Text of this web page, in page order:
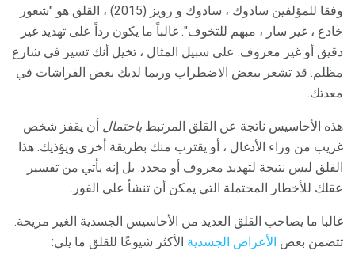
وفقا للمؤلفين سادوك ، سادوك و رويز (2015) ، القلق هو "شعور
خادع ، غير سار ، مبهم للتخوف". غالباً ما يكون رداً على تهديد غير
دقيق أو غير معروف. على سبيل المثال ، تخيل أنك تسير في شارع
مظلم. قد تشعر ببعض الاضطراب وربما لديك بعض الفراشات في
معدتك.
هذه الأحاسيس ناتجة عن القلق المرتبط باحتمال أن يقفز شخص
غريب من وراء الأدغال ، أو يقترب منك بطريقة أخرى ويؤذيك. هذا
القلق ليس نتيجة لتهديد معروف أو محدد. بل إنه يأتي من تفسير
عقلك للأخطار المحتملة التي يمكن أن تنشأ على الفور.
غالبا ما يصاحب القلق العديد من الأحاسيس الجسدية الغير مريحة.
تتضمن بعض الأعراض الجسدية الأكثر شيوعًا للقلق ما يلي: